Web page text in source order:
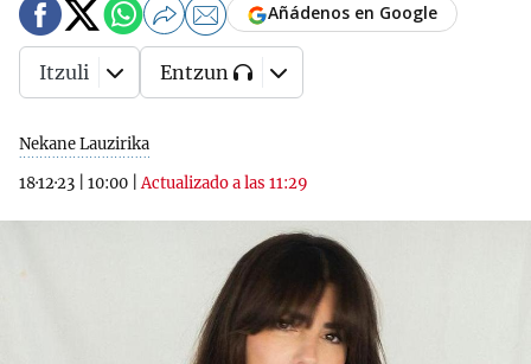
Nekane Lauzirika
18·12·23
10:00 |Actualizado a las 11:29
Añádenos en Google
Itzuli Entzun